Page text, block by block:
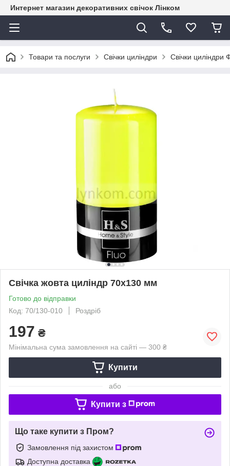
Интернет магазин декоративних свічок Лінком
Товари та послуги Свічки циліндри Свічки циліндри
Свічка жовта циліндр 70х130 мм
Готово до відправки
Код: 70/130-010
Роздріб
197 ₴
Мінімальна сума замовлення на сайті — 300 ₴
Купити
або
Купити з
Що таке купити з Пром?
Замовлення під захистом
Доступна доставка